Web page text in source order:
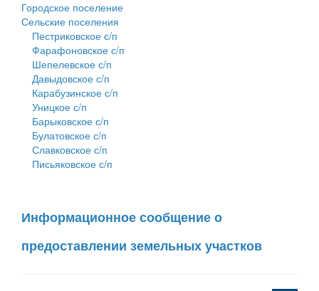
Городское поселение
Сельские поселения
Пестриковское с/п
Фарафоновское с/п
Шепелевское с/п
Давыдовское с/п
Карабузинское с/п
Уницкое с/п
Барыковское с/п
Булатовское с/п
Славковское с/п
Письяковское с/п
Информационное сообщение о
предоставлении земельных участков